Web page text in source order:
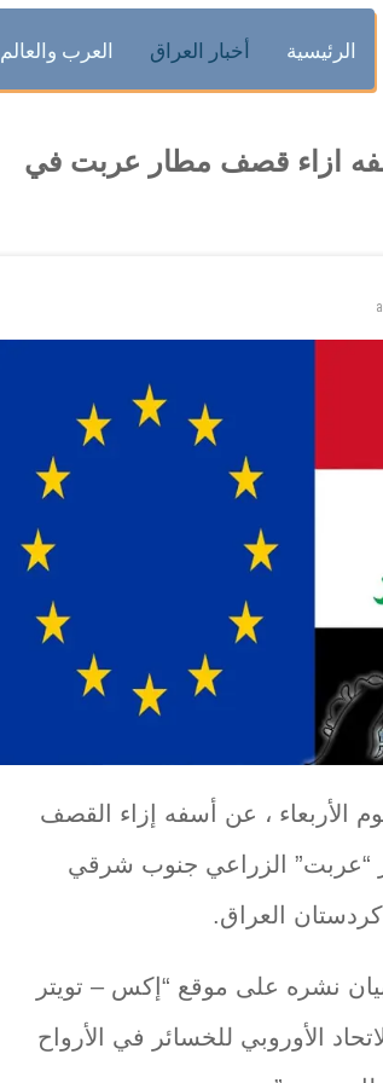
الرئيسية أخبار العراق العرب والعالم
ازاء قصف مطار عربت في
الأربعاء ، عن أسفه إزاء القصف
“عربت” الزراعي جنوب شرقي
كردستان العراق.
نشره على موقع “إكس – تويتر
الأوروبي للخسائر في الأرواح